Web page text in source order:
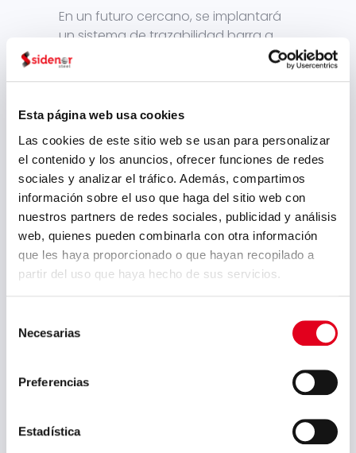
Esta página web usa cookies
Las cookies de este sitio web se usan para personalizar
el contenido y los anuncios, ofrecer funciones de redes
sociales y analizar el tráfico. Además, compartimos
información sobre el uso que haga del sitio web con
nuestros partners de redes sociales, publicidad y análisis
web, quienes pueden combinarla con otra información
que les haya proporcionado o que hayan recopilado a
partir del uso que haya hecho de sus servicios.
Necesarias
Preferencias
Estadística
En un futuro cercano, se implantará
un sistema de trazabilidad barra a
barra que permitirá identificar
unívocamente la trazabilidad del
hasta la salida en nuestras
el sistema Big Data y el análisis masivo
de los datos se implementarán
alarmas que ayuden en tiempo real a
estabilizar y garantizar los procesos.
PREVIOUS POST
NEXT POST